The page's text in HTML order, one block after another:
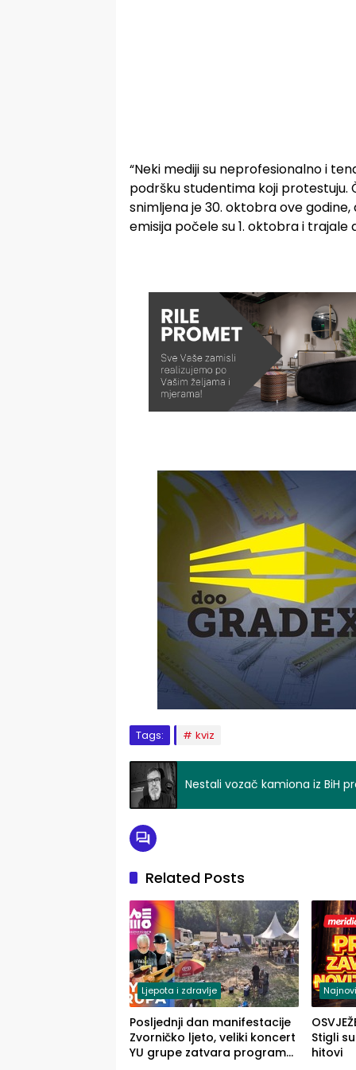
“Neki mediji su neprofesionalno i
podršku studentima koji protestuju.
snimljena je 30. oktobra ove godine,
emisija počele su 1. oktobra i trajale
Tags: kviz
Nestali vozač kamiona iz BiH
Related Posts
Ljepota i zdravlje
Posljednji dan manifestacije
Zvorničko ljeto, veliki koncert
YU grupe zatvara program
Stigli
hitovi